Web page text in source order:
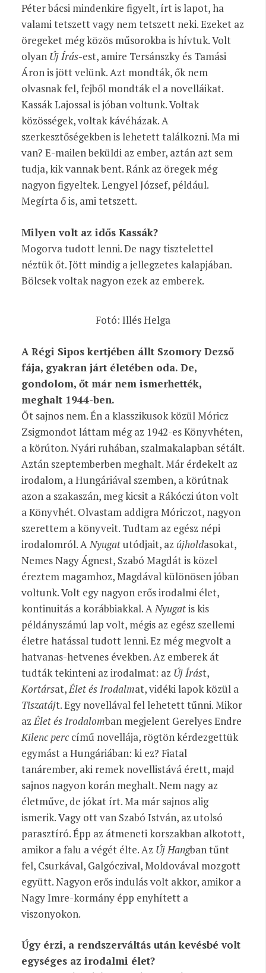
Péter bácsi mindenkire figyelt, írt is lapot, ha
valami tetszett vagy nem tetszett neki. Ezeket az
öregeket még közös műsorokba is hívtuk. Volt
olyan Új Írás-est, amire Tersánszky és Tamási
Áron is jött velünk. Azt mondták, ők nem
olvasnak fel, fejből mondták el a novelláikat.
Kassák Lajossal is jóban voltunk. Voltak
közösségek, voltak kávéházak. A
szerkesztőségekben is lehetett találkozni. Ma mi
van? E-mailen beküldi az ember, aztán azt sem
tudja, kik vannak bent. Ránk az öregek még
nagyon figyeltek. Lengyel József, például.
Megírta ő is, ami tetszett.
Milyen volt az idős Kassák?
Mogorva tudott lenni. De nagy tisztelettel
néztük őt. Jött mindig a jellegzetes kalapjában.
Bölcsek voltak nagyon ezek az emberek.
Fotó: Illés Helga
A Régi Sipos kertjében állt Szomory Dezső
fája, gyakran járt életében oda. De,
gondolom, őt már nem ismerhették,
meghalt 1944-ben.
Őt sajnos nem. Én a klasszikusok közül Móricz
Zsigmondot láttam még az 1942-es Könyvhéten,
a körúton. Nyári ruhában, szalmakalapban sétált.
Aztán szeptemberben meghalt. Már érdekelt az
irodalom, a Hungáriával szemben, a körútnak
azon a szakaszán, meg kicsit a Rákóczi úton volt
a Könyvhét. Olvastam addigra Móriczot, nagyon
szerettem a könyveit. Tudtam az egész népi
irodalomról. ANyugatutódjait, az újholdasokat,
Nemes Nagy Ágnest, Szabó Magdát is közel
éreztem magamhoz, Magdával különösen jóban
voltunk. Volt egy nagyon erős irodalmi élet,
kontinuitás a korábbiakkal. ANyugatis kis
példányszámú lap volt, mégis az egész szellemi
életre hatással tudott lenni. Ez még megvolt a
hatvanas-hetvenes években. Az emberek át
tudták tekinteni az irodalmat: az Új Írást,
Kortársat,Élet és Irodalmat, vidéki lapok közül a
Tiszatájt. Egy novellával fel lehetett tűnni. Mikor
azÉlet és Irodalomban megjelent Gerelyes Endre
Kilenc perccímű novellája, rögtön kérdezgettük
egymást a Hungáriában: ki ez? Fiatal
tanárember, aki remek novellistává érett, majd
sajnos nagyon korán meghalt. Nem nagy az
életműve, de jókat írt. Ma már sajnos alig
ismerik. Vagy ott van Szabó István, az utolsó
parasztíró. Épp az átmeneti korszakban alkotott,
amikor a falu a végét élte. Az Új Hangban tűnt
fel, Csurkával, Galgóczival, Moldovával mozgott
együtt. Nagyon erős indulás volt akkor, amikor a
Nagy Imre-kormány épp enyhített a
viszonyokon.
Úgy érzi, a rendszerváltás után kevésbé volt
egységes az irodalmi élet?